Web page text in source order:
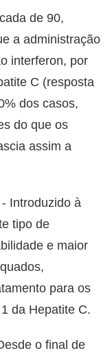
de 90,
a administração
interferon, por
C (resposta
dos casos,
do que os
assim a
- Introduzido à
tipo de
e maior
para os
da Hepatite C.
o final de